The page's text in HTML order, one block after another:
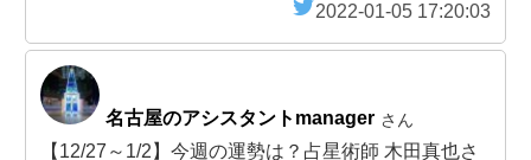
2022-01-05 17:20:03
名古屋のアシスタントmanager さん
【12/27～1/2】今週の運勢は？占星術師 木田真也さ